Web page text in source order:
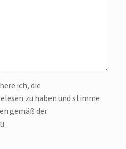
ich, die
zu haben und stimme
gemäß der